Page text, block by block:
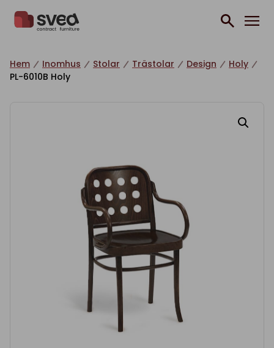
Hem Inomhus Stolar Trästolar Design
Holy
PL-6010B Holy